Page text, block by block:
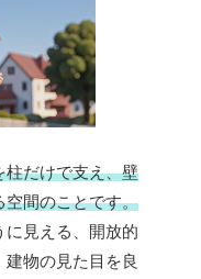
柱だけで支え、壁
空間のことです。
に見える、開放的
物の見た目を良